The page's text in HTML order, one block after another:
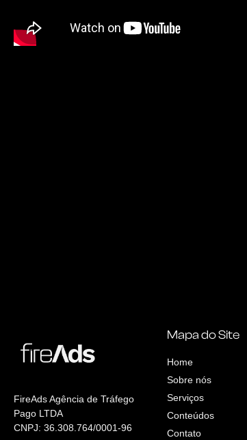
FireAds Agência de Tráfego
Pago LTDA
CNPJ: 36.308.764/0001-96
Mapa do Site
Home
Sobre nós
Serviços
Conteúdos
Contato